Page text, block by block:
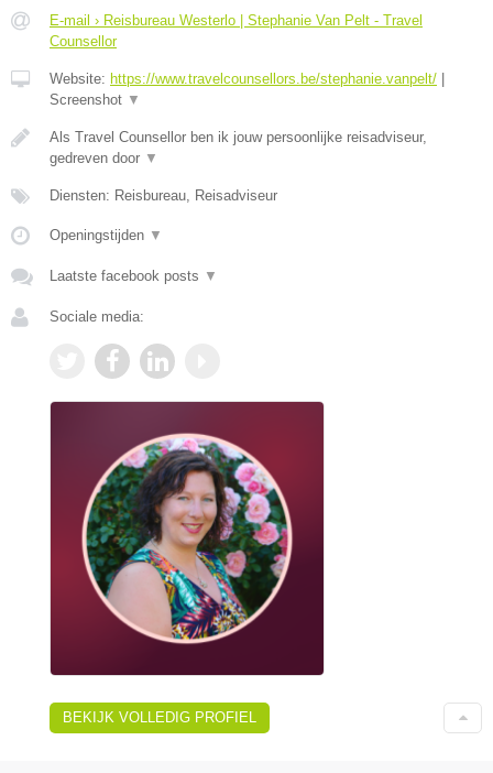
E-mail › Reisbureau Westerlo | Stephanie Van Pelt - Travel
Counsellor
Website: https://www.travelcounsellors.be/stephanie.vanpelt/
Screenshot ▼
Als Travel Counsellor ben ik jouw persoonlijke reisadviseur,
gedreven door ▼
Diensten: Reisbureau, Reisadviseur
Openingstijden ▼
Laatste facebook posts ▼
Sociale media:
BEKIJK VOLLEDIG PROFIEL